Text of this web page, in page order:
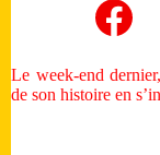
Le week-end
de son histoire en